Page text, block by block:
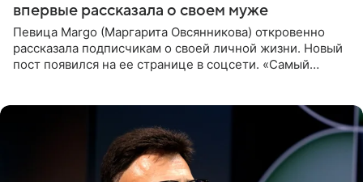
впервые рассказала о своем муже
Певица Margo (Маргарита Овсянникова) откровенно
рассказала подписчикам о своей личной жизни. Новый
пост появился на ее странице в соцсети. «Самый